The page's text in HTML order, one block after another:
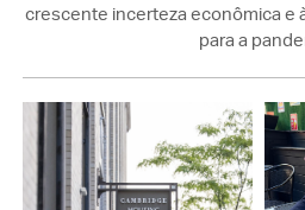
crescente incerteza econômica e
para a